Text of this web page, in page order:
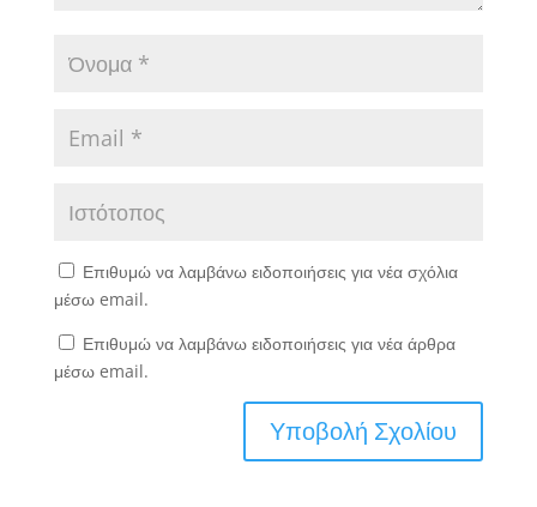
Επιθυμώ να λαμβάνω ειδοποιήσεις για νέα σχόλια
μέσω email.
Επιθυμώ να λαμβάνω ειδοποιήσεις για νέα άρθρα
μέσω email.